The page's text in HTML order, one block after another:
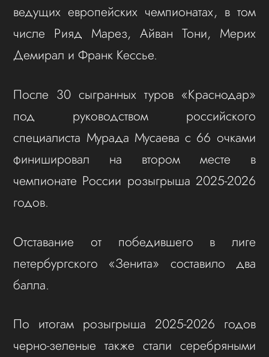
ведущих европейских чемпионатах, в том
числе Рияд Марез, Айван Тони, Мерих
Демирал и Франк Кессье.
После 30 сыгранных туров «Краснодар»
под руководством российского
специалиста Мурада Мусаева с 66 очками
финишировал на втором месте в
чемпионате России розыгрыша 2025-2026
годов.
Отставание от победившего в лиге
петербургского «Зенита» составило два
балла.
По итогам розыгрыша 2025-2026 годов
черно-зеленые также стали серебряными